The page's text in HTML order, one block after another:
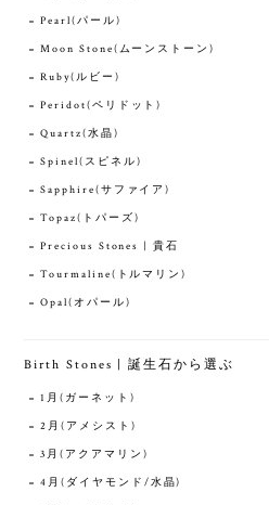
Pearl(パール)
Moon Stone(ムーンストーン)
Ruby(ルビー)
Peridot(ペリドット)
Quartz(水晶)
Spinel(スピネル)
Sapphire(サファイア)
Topaz(トパーズ)
Precious Stones | 貴石
Tourmaline(トルマリン)
Opal(オパール)
Birth Stones | 誕生石から選ぶ
1月(ガーネット)
2月(アメシスト)
3月(アクアマリン)
4月(ダイヤモンド/水晶)